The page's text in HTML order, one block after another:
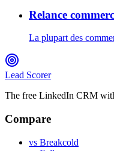
Relance
La plupart des
Lead Scorer
The free LinkedIn CRM
Compare
vs Breakcold